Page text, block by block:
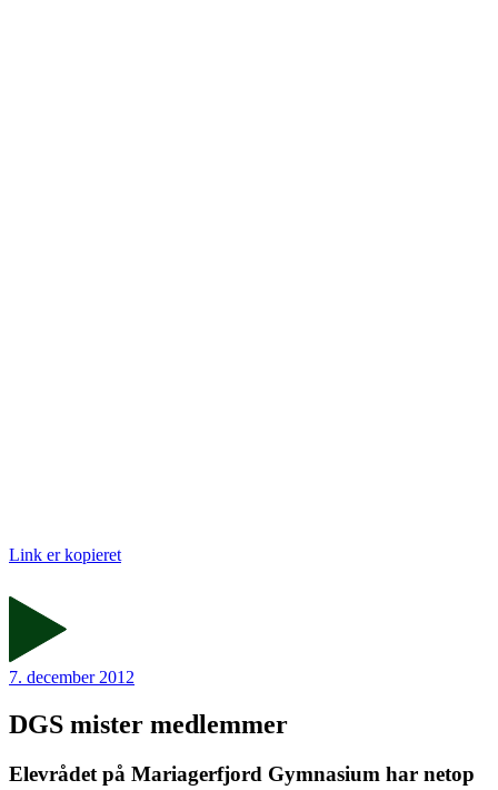
Link er kopieret
7. december 2012
DGS mister medlemmer
Elevrådet på Mariagerfjord Gymnasium har netop